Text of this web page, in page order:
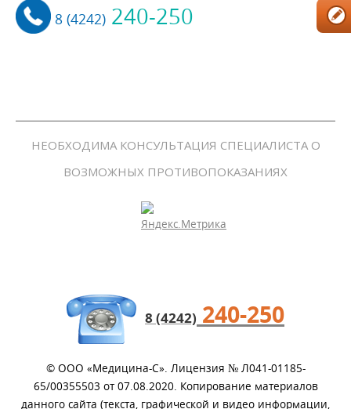
8 (4242) 240-250
НЕОБХОДИМА КОНСУЛЬТАЦИЯ СПЕЦИАЛИСТА О
ВОЗМОЖНЫХ ПРОТИВОПОКАЗАНИЯХ
8 (4242) 240-250
© ООО «Медицина-С». Лицензия № Л041-01185-
65/00355503 от 07.08.2020. Копирование материалов
данного сайта (текста, графической и видео информации,